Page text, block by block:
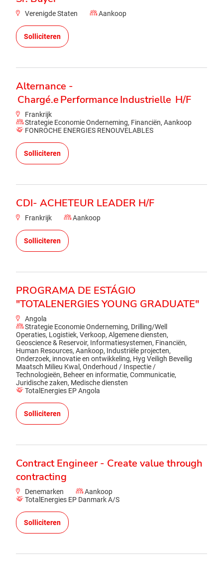
Verenigde Staten Aankoop
Solliciteren
Alternance -
Chargé.e Performance Industrielle H/F
Frankrijk
Strategie Economie Onderneming, Financiën, Aankoop
FONROCHE ENERGIES RENOUVELABLES
Solliciteren
CDI- ACHETEUR LEADER H/F
Frankrijk Aankoop
Solliciteren
PROGRAMA DE ESTÁGIO
"TOTALENERGIES YOUNG GRADUATE"
Angola
Strategie Economie Onderneming, Drilling/Well
Operaties, Logistiek, Verkoop, Algemene diensten,
Geoscience & Reservoir, Informatiesystemen, Financiën,
Human Resources, Aankoop, Industriële projecten,
Onderzoek, innovatie en ontwikkeling, Hyg Veiligh Beveilig
Maatsch Milieu Kwal, Onderhoud / Inspectie /
Technologieën, Beheer en informatie, Communicatie,
Juridische zaken, Medische diensten
TotalEnergies EP Angola
Solliciteren
Contract Engineer - Create value through
contracting
Denemarken
Aankoop
TotalEnergies EP Danmark A/S
Solliciteren